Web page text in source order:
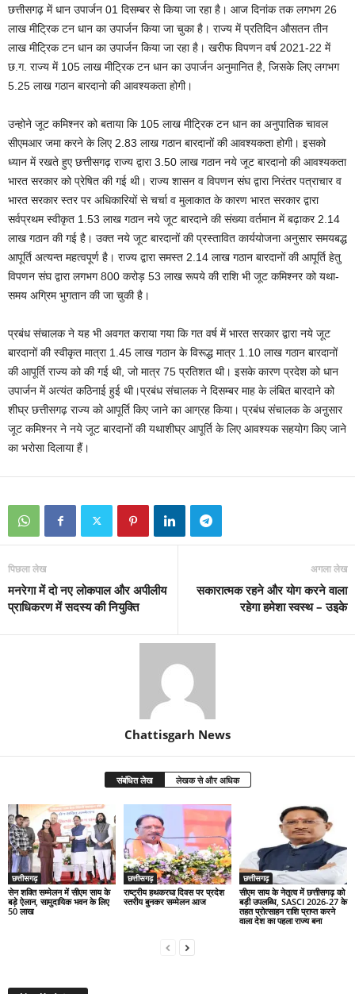
छत्तीसगढ़ में धान उपार्जन 01 दिसम्बर से किया जा रहा है। आज दिनांक तक लगभग 26
लाख मीट्रिक टन धान का उपार्जन किया जा चुका है। राज्य में प्रतिदिन औसतन तीन
लाख मीट्रिक टन धान का उपार्जन किया जा रहा है। खरीफ विपणन वर्ष 2021-22 में
छ.ग. राज्य में 105 लाख मीट्रिक टन धान का उपार्जन अनुमानित है, जिसके लिए लगभग
5.25 लाख गठान बारदानो की आवश्यकता होगी।
उन्होने जूट कमिश्नर को बताया कि 105 लाख मीट्रिक टन धान का अनुपातिक चावल
सीएमआर जमा करने के लिए 2.83 लाख गठान बारदानों की आवश्यकता होगी। इसको
ध्यान में रखते हुए छत्तीसगढ़ राज्य द्वारा 3.50 लाख गठान नये जूट बारदानो की आवश्यकता
भारत सरकार को प्रेषित की गई थी। राज्य शासन व विपणन संघ द्वारा निरंतर पत्राचार व
भारत सरकार स्तर पर अधिकारियों से चर्चा व मुलाकात के कारण भारत सरकार द्वारा
सर्वप्रथम स्वीकृत 1.53 लाख गठान नये जूट बारदाने की संख्या वर्तमान में बढ़ाकर 2.14
लाख गठान की गई है। उक्त नये जूट बारदानों की प्रस्तावित कार्ययोजना अनुसार समयबद्ध
आपूर्ति अत्यन्त महत्वपूर्ण है। राज्य द्वारा समस्त 2.14 लाख गठान बारदानों की आपूर्ति हेतु
विपणन संघ द्वारा लगभग 800 करोड़ 53 लाख रूपये की राशि भी जूट कमिश्नर को यथा-
समय अग्रिम भुगतान की जा चुकी है।
प्रबंध संचालक ने यह भी अवगत कराया गया कि गत वर्ष में भारत सरकार द्वारा नये जूट
बारदानों की स्वीकृत मात्रा 1.45 लाख गठान के विरूद्ध मात्र 1.10 लाख गठान बारदानों
की आपूर्ति राज्य को की गई थी, जो मात्र 75 प्रतिशत थी। इसके कारण प्रदेश को धान
उपार्जन में अत्यंत कठिनाई हुई थी।प्रबंध संचालक ने दिसम्बर माह के लंबित बारदाने को
शीघ्र छत्तीसगढ़ राज्य को आपूर्ति किए जाने का आग्रह किया। प्रबंध संचालक के अऩुसार
जूट कमिश्नर ने नये जूट बारदानों की यथाशीघ्र आपूर्ति के लिए आवश्यक सहयोग किए जाने
का भरोसा दिलाया हैं।
पिछला लेख
मनरेगा में दो नए लोकपाल और अपीलीय
प्राधिकरण में सदस्य की नियुक्ति
अगला लेख
सकारात्मक रहने और योग करने वाला
रहेगा हमेशा स्वस्थ – उइके
Chattisgarh News
संबंधित लेख लेखक से और अधिक
छत्तीसगढ़
सेन शक्ति सम्मेलन में सीएम साय के
बड़े ऐलान, सामुदायिक भवन के लिए
50 लाख
छत्तीसगढ़
राष्ट्रीय हथकरघा दिवस पर प्रदेश
स्तरीय बुनकर सम्मेलन आज
छत्तीसगढ़
सीएम साय के नेतृत्व में छत्तीसगढ़ को
बड़ी उपलब्धि, SASCI 2026-27 के
तहत प्रोत्साहन राशि प्राप्त करने
वाला देश का पहला राज्य बना